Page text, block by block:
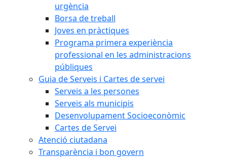
urgència
Borsa de treball
Joves en pràctiques
Programa primera experiència
professional en les administracions
públiques
Guia de Serveis i Cartes de servei
Serveis a les persones
Serveis als municipis
Desenvolupament Socioeconòmic
Cartes de Servei
Atenció ciutadana
Transparència i bon govern